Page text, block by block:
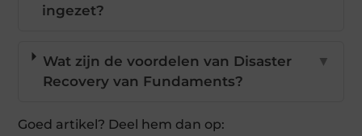
ingezet?
Wat zijn de voordelen van Disaster
Recovery van Fundaments?
▼
Goed artikel? Deel hem dan op: